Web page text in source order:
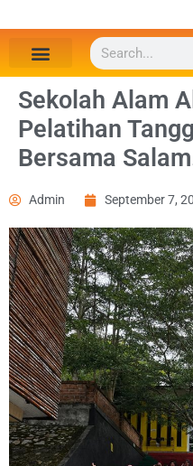
Sekolah Alam
Pelatihan
Bersama
Admin September 7,